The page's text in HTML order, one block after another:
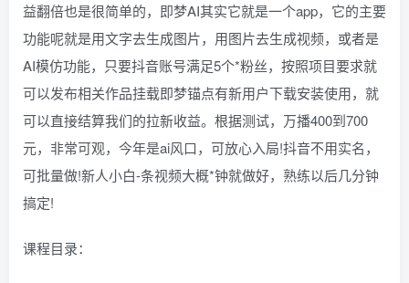
益翻倍也是很简单的，即梦AI其实它就是一个app，它的主要
功能呢就是用文字去生成图片，用图片去生成视频，或者是
AI模仿功能，只要抖音账号满足5个*粉丝，按照项目要求就
可以发布相关作品挂载即梦锚点有新用户下载安装使用，就
可以直接结算我们的拉新收益。根据测试，万播400到700
元，非常可观，今年是ai风口，可放心入局!抖音不用实名，
可批量做!新人小白-条视频大概*钟就做好，熟练以后几分钟
搞定!
课程目录：